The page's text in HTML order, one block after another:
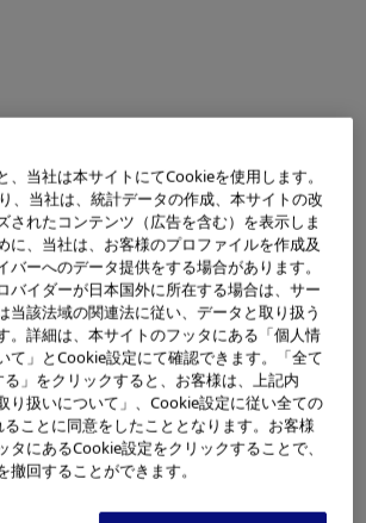
し、すべてのステークホルダーから品質
で評価される企業へと成長し続けるこ
、当社は本サイトにてCookieを使用します。
、当社は、統計データの作成、本サイトの改
されたコンテンツ（広告を含む）を表示しま
に、当社は、お客様のプロファイルを作成及
バーへのデータ提供をする場合があります。
バイダーが日本国外に所在する場合は、サー
当該法域の関連法に従い、データと取り扱う
。詳細は、本サイトのフッタにある「個人情
て」とCookie設定にて確認できます。「全て
」をクリックすると、お客様は、上記内
り扱いについて」、Cookie設定に従い全ての
ことに同意をしたこととなります。お客様
タにあるCookie設定をクリックすることで、
撤回することができます。